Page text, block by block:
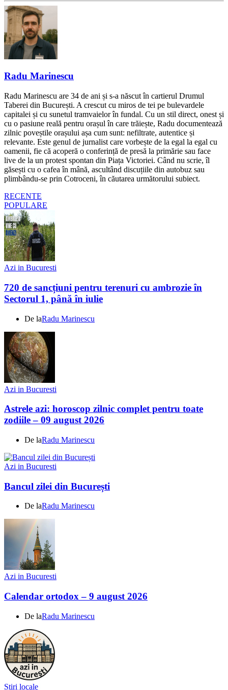
Radu Marinescu
Radu Marinescu are 34 de ani și s-a născut în cartierul Drumul
Taberei din București. A crescut cu miros de tei pe bulevardele
capitalei și cu sunetul tramvaielor în fundal. Cu un stil direct, onest și
cu o pasiune reală pentru orașul în care trăiește, Radu documentează
zilnic poveștile orașului așa cum sunt: nefiltrate, autentice și
relevante. Este genul de jurnalist care vorbește de la egal la egal cu
oamenii, fie că acoperă o conferință de presă la primărie sau face
live de la un protest spontan din Piața Victoriei. Când nu scrie, îl
găsești cu o cafea în mână, ascultând discuțiile din autobuz sau
plimbându-se prin Cotroceni, în căutarea următorului subiect.
RECENTE
POPULARE
Azi in Bucuresti
720 de sancțiuni pentru terenuri cu ambrozie în
Sectorul 1, până în iulie
De laRadu Marinescu
Azi in Bucuresti
Astrele azi: horoscop zilnic complet pentru toate
zodiile – 09 august 2026
De laRadu Marinescu
Azi in Bucuresti
Bancul zilei din București
De laRadu Marinescu
Azi in Bucuresti
Calendar ortodox – 9 august 2026
De laRadu Marinescu
Știri locale